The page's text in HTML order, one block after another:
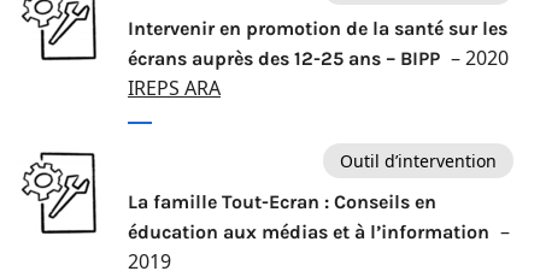
Intervenir en promotion de la santé sur les
écrans auprès des 12-25 ans – BIPP – 2020
IREPS ARA
Outil d’intervention
La famille Tout-Ecran : Conseils en
éducation aux médias et à l’information –
2019